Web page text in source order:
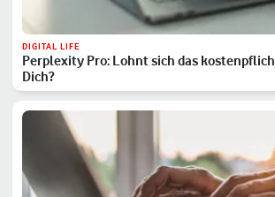
DIGITAL LIFE
Perplexity Pro: Lohnt sich das
Dich?